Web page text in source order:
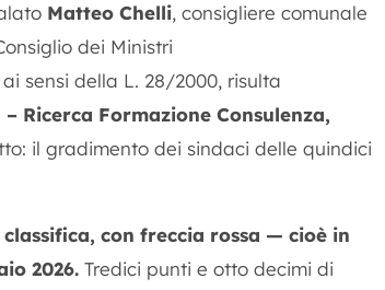
Matteo Chelli, consigliere comunale
dei Ministri
sensi della L. 28/2000, risulta
– Ricerca Formazione Consulenza,
il gradimento dei sindaci delle quindici
con freccia rossa — cioè in
2026. Tredici punti e otto decimi di